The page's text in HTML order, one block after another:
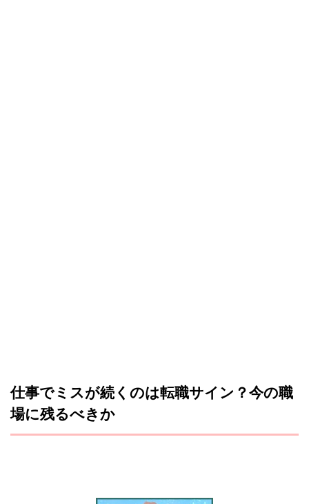
仕事でミスが続くのは転職サイン？今の職
場に残るべきか